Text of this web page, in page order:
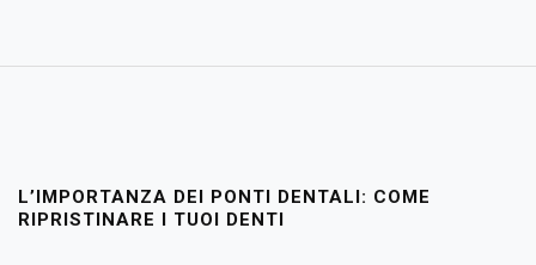
L’IMPORTANZA DEI PONTI DENTALI: COME
RIPRISTINARE I TUOI DENTI